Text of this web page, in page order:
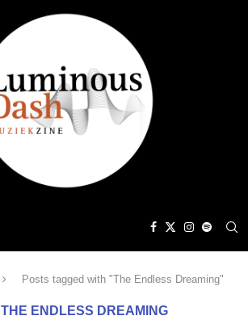
Posts tagged with "The Endless Dreaming"
THE ENDLESS DREAMING